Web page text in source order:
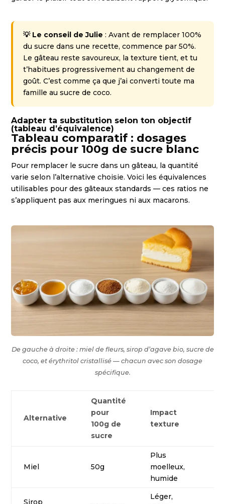
💡 Le conseil de Julie : Avant de remplacer 100%
du sucre dans une recette, commence par 50%.
Le gâteau reste savoureux, la texture tient, et tu
t’habitues progressivement au changement de
goût. C’est comme ça que j’ai converti toute ma
famille au sucre de coco.
Adapter ta substitution selon ton objectif
(tableau d’équivalence)
Tableau comparatif : dosages
précis pour 100g de sucre blanc
Pour remplacer le sucre dans un gâteau, la quantité
varie selon l’alternative choisie. Voici les équivalences
utilisables pour des gâteaux standards — ces ratios ne
s’appliquent pas aux meringues ni aux macarons.
De gauche à droite : miel de fleurs, sirop d’agave bio, sucre de
coco, et érythritol cristallisé — chacun avec son dosage
spécifique.
Alternative
Quantité
pour
100g de
sucre
Impact
texture
Miel 50g
Plus
moelleux,
humide
Sirop
Léger,